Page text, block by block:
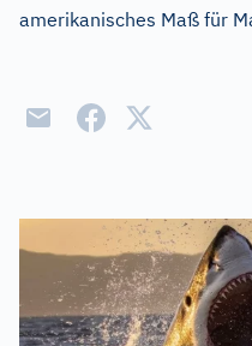
amerikanisches Maß für